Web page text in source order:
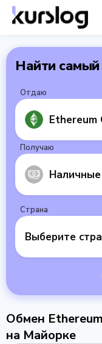
Найти
Отдаю
Ethereum
Получаю
Наличные
Страна
Выберите
Обмен
на Майорке